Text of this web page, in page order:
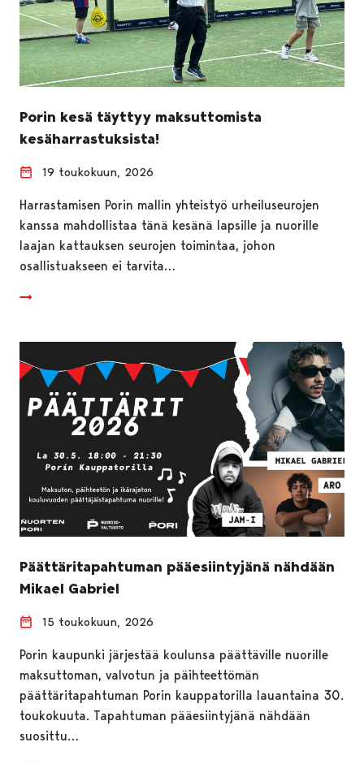
Porin kesä täyttyy maksuttomista
kesäharrastuksista!
19 toukokuun, 2026
Harrastamisen Porin mallin yhteistyö urheiluseurojen
kanssa mahdollistaa tänä kesänä lapsille ja nuorille
laajan kattauksen seurojen toimintaa, johon
osallistuakseen ei tarvita…
Päättäritapahtuman pääesiintyjänä nähdään
Mikael Gabriel
15 toukokuun, 2026
Porin kaupunki järjestää koulunsa päättäville nuorille
maksuttoman, valvotun ja päihteettömän
päättäritapahtuman Porin kauppatorilla lauantaina 30.
toukokuuta. Tapahtuman pääesiintyjänä nähdään
suosittu…